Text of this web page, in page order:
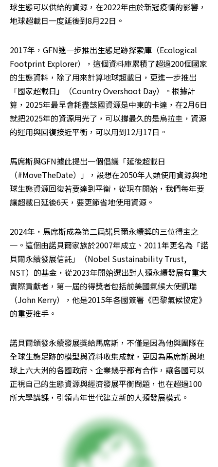
球生態可以供給的資源，在2022年由於新冠疫情的影響，
地球超載日一度延後到8月22日。
2017年，GFN進一步推出生態足跡探索庫（Ecological
Footprint Explorer），這個資料庫累積了超過200個國家
的生態資料，除了用來計算地球超載日，更進一步推出
「國家超載日」（Country Overshoot Day）。根據計
算，2025年最早會耗盡該國資源是中東的卡達，在2月6日
就把2025年的資源用光了，可以撐最久的是烏拉圭，資源
的運用與回復接近平衡，可以用到12月17日。
馬席斯與GFN據此提出一個倡議「延後超載日
（#MoveTheDate）」，設想在2050年人類使用資源與地
球生態資源回復若要達到平衡，從現在開始，我們每年要
讓超載日延後6天，要更節省地使用資源。
2024年，馬席斯成為第二屆諾貝爾永續獎的三位得主之
一。這個由諾貝爾家族於2007年成立、2011年更名為「諾
貝爾永續發展信託」（Nobel Sustainability Trust,
NST）的基金，從2023年開始選出對人類永續發展有重大
實際貢獻者，第一屆的得獎者包括前美國氣候大使凱瑞
（John Kerry），他是2015年各國簽署《巴黎氣候協定》
的重要推手。
諾貝爾頒發永續發展獎給馬席斯，不僅是因為他與團隊在
全球生態足跡的模型與資料收集成就，更因為馬席斯與地
球上六大洲的各國政府、企業幾乎都有合作，讓各國可以
正視自己的生態資源與經濟發展平衡問題，也在超過100
所大學講課，引領青年世代建立新的人類發展模式。